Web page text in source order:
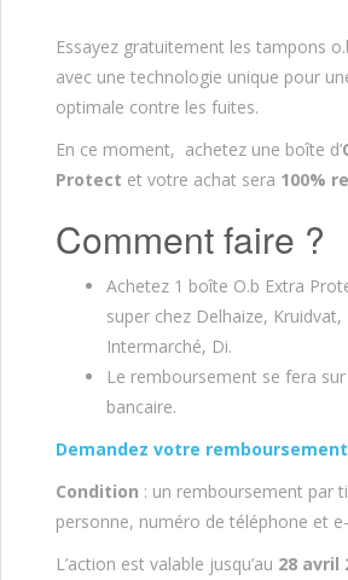
Essayez gratuitement les tampons
avec une technologie unique pour
optimale contre les fuites.
En ce moment, achetez une boîte d’
Protect et votre achat sera 100%
Comment faire ?
Achetez 1 boîte O.b Extra
super chez Delhaize,
Intermarché, Di.
Le remboursement se fera
bancaire.
Demandez votre
Condition : un remboursement par
personne, numéro de téléphone et
L’action est valable jusqu’au 28 avril